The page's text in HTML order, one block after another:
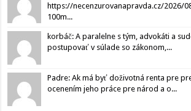
https://necenzurovanapravda.cz/2026/
100m...
korbáč: A paralelne s tým, advokáti a
postupovať v súlade so zákonom,...
Padre: Ak má byť doživotná renta pre
ocenením jeho práce pre národ a o...